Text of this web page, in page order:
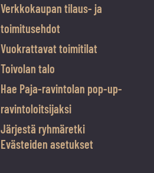
Verkkokaupan tilaus- ja
toimitusehdot
Vuokrattavat toimitilat
Toivolan talo
Hae Paja-ravintolan pop-up-
ravintoloitsijaksi
Järjestä ryhmäretki
Evästeiden asetukset